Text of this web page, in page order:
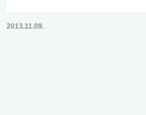
2013.11.09.